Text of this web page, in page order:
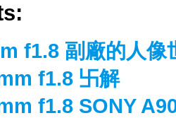
f1.8 副廠的人像
f1.8 卐解
f1.8 SONY